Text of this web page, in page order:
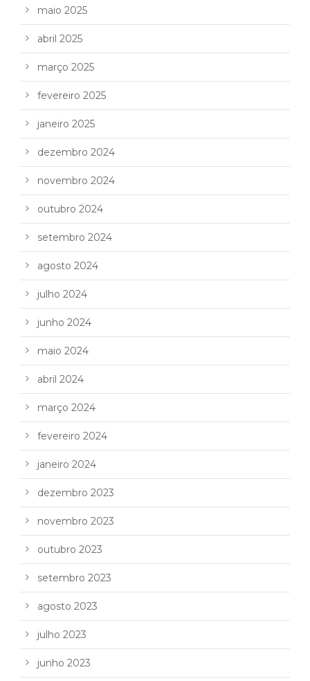
maio 2025
abril 2025
março 2025
fevereiro 2025
janeiro 2025
dezembro 2024
novembro 2024
outubro 2024
setembro 2024
agosto 2024
julho 2024
junho 2024
maio 2024
abril 2024
março 2024
fevereiro 2024
janeiro 2024
dezembro 2023
novembro 2023
outubro 2023
setembro 2023
agosto 2023
julho 2023
junho 2023